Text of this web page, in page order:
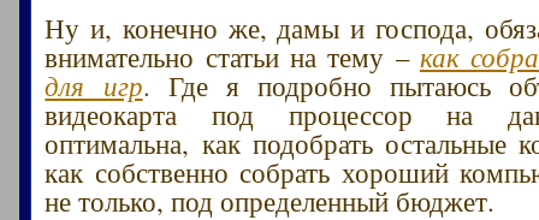
Ну и, конечно же, дамы и господа,
внимательно статьи на тему – как
для игр. Где я подробно пытаюсь
видеокарта под процессор на
оптимальна, как подобрать остальные
как собственно собрать хороший
не только, под определенный бюджет.